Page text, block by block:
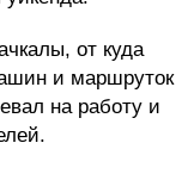
от куда
и маршруток
на работу и